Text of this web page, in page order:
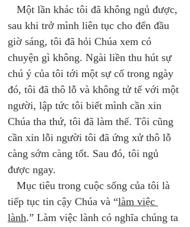
Một lần khác tôi đã không ngủ được,
sau khi trở mình liên tục cho đến đầu
giờ sáng, tôi đã hỏi Chúa xem có
chuyện gì không. Ngài liền thu hút sự
chú ý của tôi tới một sự cố trong ngày
đó, tôi đã thô lỗ và không tử tế với một
người, lập tức tôi biết mình cần xin
Chúa tha thứ, tôi đã làm thế. Tôi cũng
cần xin lỗi người tôi đã ứng xử thô lỗ
càng sớm càng tốt. Sau đó, tôi ngủ
được ngay.
Mục tiêu trong cuộc sống của tôi là
tiếp tục tin cậy Chúa và “làm việc
lành.” Làm việc lành có nghĩa chúng ta